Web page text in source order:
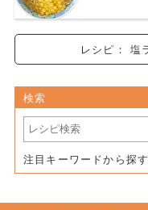
検索
注目キーワードから探す